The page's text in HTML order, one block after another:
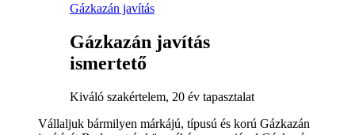
Gázkazán javítás
Gázkazán javítás
ismertető
Kiváló szakértelem, 20 év tapasztalat
Vállaljuk bármilyen márkájú, típusú és korú Gázkazán